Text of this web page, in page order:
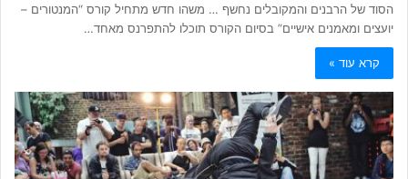
הסוד של הרבנים והמקובלים נחשף … משהו חדש מתחיל קורס “המנטורים –
יועצים ומאמנים אישיים” בסיום הקורס תוכלו להתפרנס מאחד…
קרא עוד »